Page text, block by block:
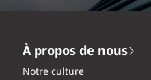
À propos de nous
Notre culture